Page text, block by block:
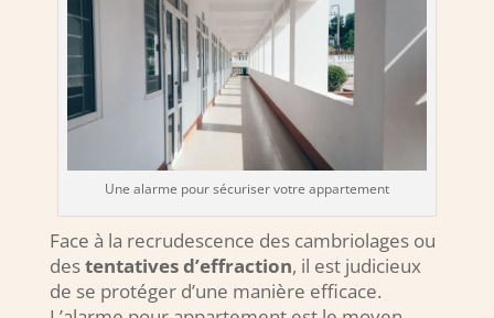
Une alarme pour sécuriser votre appartement
Face à la recrudescence des cambriolages ou
destentatives d’effraction, il est judicieux
de se protéger d’une manière efficace.